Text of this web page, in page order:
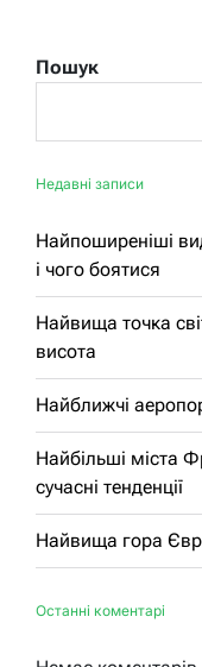
Пошук
Недавні записи
Найпоширеніші
і чого боятися
Найвища точка
висота
Найближчі
Найбільші міста
сучасні тенденції
Найвища гора
Останні коментарі